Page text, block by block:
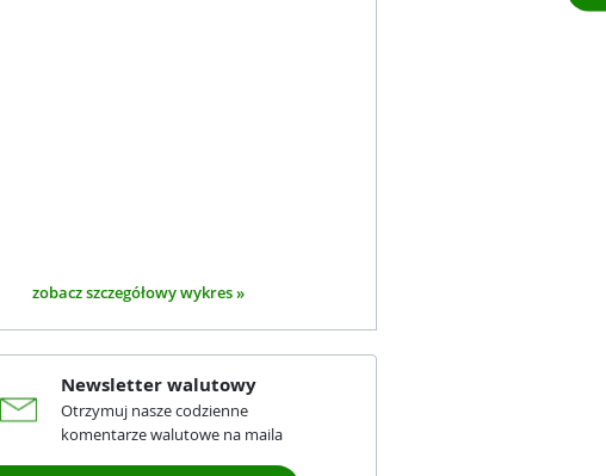
zobacz szczegółowy wykres »
Newsletter walutowy
Otrzymuj nasze codzienne
komentarze walutowe na maila